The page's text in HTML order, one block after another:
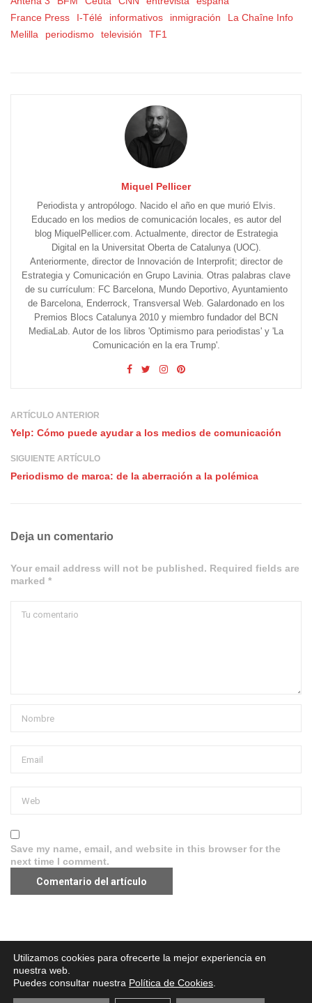
France Press
I-Télé informativos inmigración
La Chaîne Info
Melilla
periodismo televisión TF1
Miquel Pellicer
Periodista y antropólogo. Nacido el año en que murió Elvis.
Educado en los medios de comunicación locales, es autor del
blog MiquelPellicer.com. Actualmente, director de Estrategia
Digital en la Universitat Oberta de Catalunya (UOC).
Anteriormente, director de Innovación de Interprofit; director de
Estrategia y Comunicación en Grupo Lavinia. Otras palabras clave
de su currículum: FC Barcelona, Mundo Deportivo, Ayuntamiento
de Barcelona, Enderrock, Transversal Web. Galardonado en los
Premios Blocs Catalunya 2010 y miembro fundador del BCN
MediaLab. Autor de los libros 'Optimismo para periodistas' y 'La
Comunicación en la era Trump'.
ARTÍCULO ANTERIOR
Yelp: Cómo puede ayudar a los medios de comunicación
SIGUIENTE ARTÍCULO
Periodismo de marca: de la aberración a la polémica
Deja un comentario
Your email address will not be published. Required fields are
marked *
Save my name, email, and website in this browser for the
next time I comment.
Aviso legal·Política de Privacidad·Política de Cookies
Utilizamos cookies para ofrecerte la mejor experiencia en
nuestra web.
Puedes consultar nuestra Política de Cookies